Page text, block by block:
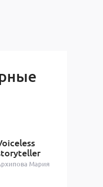
Мария